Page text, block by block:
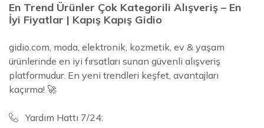
En Trend Ürünler Çok Kategorili Alışveriş – En
İyi Fiyatlar | Kapış Kapış Gidio
gidio.com, moda, elektronik, kozmetik, ev & yaşam
ürünlerinde en iyi fırsatları sunan güvenli alışveriş
platformudur. En yeni trendleri keşfet, avantajları
kaçırma! 🚀
Yardım Hattı 7/24: